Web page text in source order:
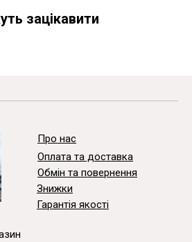
зацікавити
Про нас
Оплата та доставка
Обмін та повернення
Знижки
Гарантія якості